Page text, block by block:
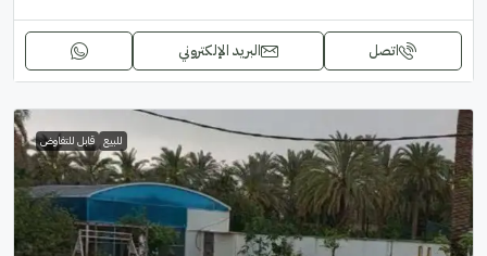
اتصل البريد الإلكتروني
للبيع قابل للتفاوض